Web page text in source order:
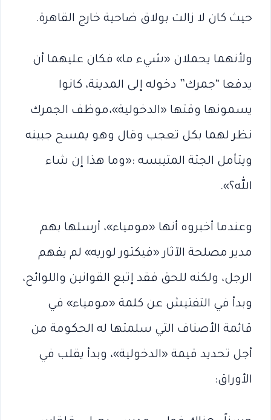
حيث كان لا زالت بولاق ضاحية خارج القاهرة.
ولأنهما يحملان «شيء ما» فكان عليهما أن
يدفعا “جمرك” دخوله إلى المدينة، كانوا
يسمونها وقتها «الدخولية»،موظف الجمرك
نظر لهما بكل تعجب وقال وهو يمسح جبينه
ويتأمل الجثة المتيبسه :«وما هذا إن شاء
الله؟».
وعندما أخبروه أنها «مومياء»، أرسلها بهم
مدير مصلحة الآثار «فيكتور لوريه» لم يفهم
الرجل، ولكنه للحق فقد إتبع القوانين واللوائح،
وبدأ في التفتيش عن كلمة «مومياء» في
قائمة الأصناف التي سلمتها له الحكومة من
أجل تحديد قيمة «الدخولية»، وبدأ يقلب في
الأوراق: